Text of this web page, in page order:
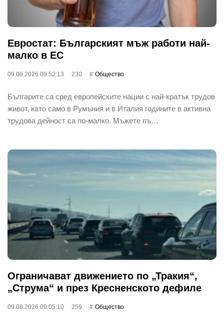
Евростат: Българският мъж работи най-
малко в ЕС
09.08.2026 09:52:13 230 Общество
Българите са сред европейските нации с най-кратък трудов
живот, като само в Румъния и в Италия годините в активна
трудова дейност са по-малко. Мъжете пъ…
Ограничават движението по „Тракия“,
„Струма“ и през Кресненското дефиле
09.08.2026 09:05:10 259 Общество